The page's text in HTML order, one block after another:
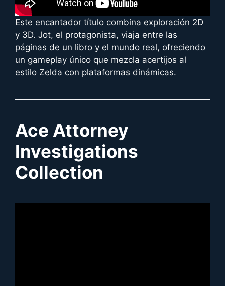
Este encantador título combina exploración 2D
y 3D. Jot, el protagonista, viaja entre las
páginas de un libro y el mundo real, ofreciendo
un gameplay único que mezcla acertijos al
estilo Zelda con plataformas dinámicas.
Ace Attorney
Investigations
Collection